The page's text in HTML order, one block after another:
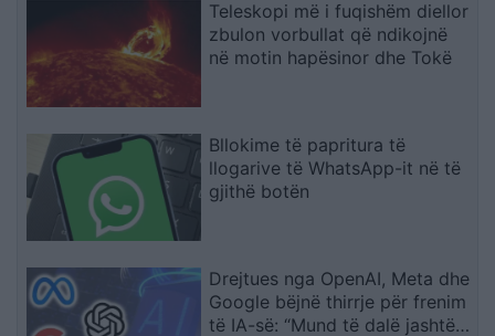
Teleskopi më i fuqishëm diellor
zbulon vorbullat që ndikojnë
në motin hapësinor dhe Tokë
Bllokime të papritura të
llogarive të WhatsApp-it në të
gjithë botën
Drejtues nga OpenAI, Meta dhe
Google bëjnë thirrje për frenim
të IA-së: “Mund të dalë jashtë